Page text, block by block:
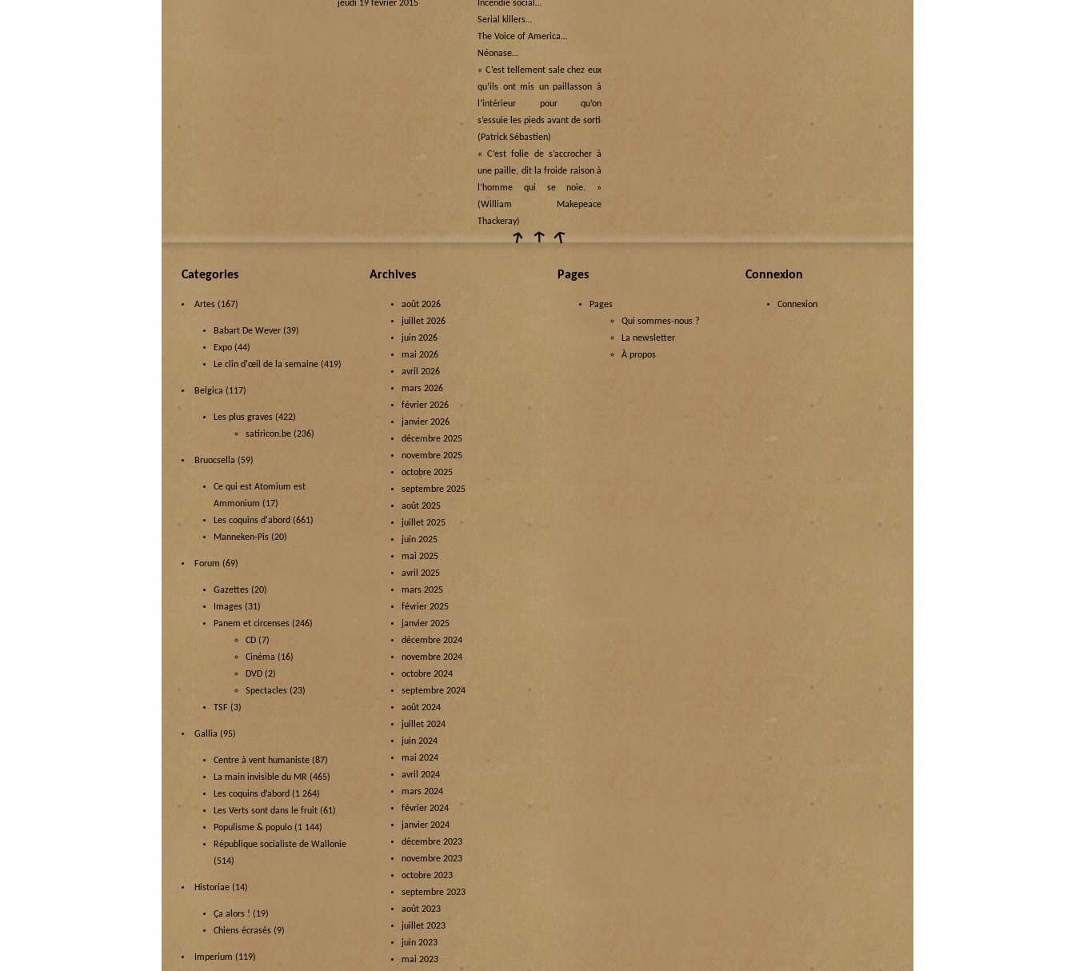
jeudi 19 février 2015
Incendie social…
Serial killers…
The Voice of America…
Néonase…
« C’est tellement sale chez eux
qu’ils ont mis un paillasson à
l’intérieur pour qu’on
s’essuie les pieds avant de sortir… »
(Patrick Sébastien)
« C’est folie de s’accrocher à
une paille, dit la froide raison à
l’homme qui se noie. »
(William Makepeace
Thackeray)
Categories
Artes (167)
Babart De Wever (39)
Expo (44)
Le clin d'œil de la semaine (419)
Belgica (117)
Les plus graves (422)
satiricon.be (236)
Bruocsella (59)
Ce qui est Atomium est
Ammonium (17)
Les coquins d'abord (661)
Manneken-Pis (20)
Forum (69)
Gazettes (20)
Images (31)
Panem et circenses (246)
CD (7)
Cinéma (16)
DVD (2)
Spectacles (23)
TSF (3)
Gallia (95)
Centre à vent humaniste (87)
La main invisible du MR (465)
Les coquins d’abord (1 264)
Les Verts sont dans le fruit (61)
Populisme & populo (1 144)
République socialiste de Wallonie
(514)
Historiae (14)
Ça alors ! (19)
Chiens écrasés (9)
Imperium (119)
Archives
août 2026
juillet 2026
juin 2026
mai 2026
avril 2026
mars 2026
février 2026
janvier 2026
décembre 2025
novembre 2025
octobre 2025
septembre 2025
août 2025
juillet 2025
juin 2025
mai 2025
avril 2025
mars 2025
février 2025
janvier 2025
décembre 2024
novembre 2024
octobre 2024
septembre 2024
août 2024
juillet 2024
juin 2024
mai 2024
avril 2024
mars 2024
février 2024
janvier 2024
décembre 2023
novembre 2023
octobre 2023
septembre 2023
août 2023
juillet 2023
juin 2023
mai 2023
Pages
Pages
Qui sommes-nous ?
La newsletter
À propos
Connexion
Connexion